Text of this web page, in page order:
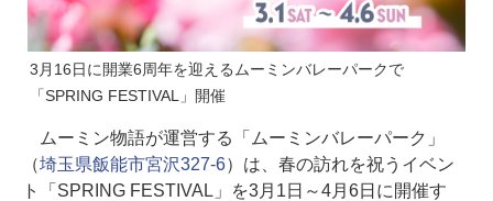
3月16日に開業6周年を迎えるムーミンバレーパークで
「SPRING FESTIVAL」開催
ムーミン物語が運営する「ムーミンバレーパーク」
（埼玉県飯能市宮沢327-6）は、春の訪れを祝うイベン
ト「SPRING FESTIVAL」を3月1日～4月6日に開催す